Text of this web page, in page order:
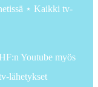
⋆ Kaikki tv-
Youtube myös
lähetykset